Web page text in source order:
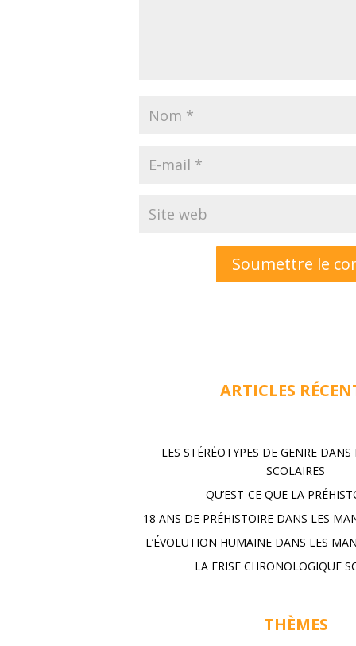
Soumettre le
ARTICLES
LES STÉRÉOTYPES DE GENRE
SCOLAIRES
QU’EST-CE QUE LA
18 ANS DE PRÉHISTOIRE DANS LES
L’ÉVOLUTION HUMAINE DANS LES
LA FRISE CHRONOLOGIQUE
THÈMES